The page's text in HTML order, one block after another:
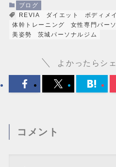
ブログ
REVIA
ダイエット ボディメ
体幹トレーニング
女性専門パー
美姿勢
茨城パーソナルジム
よかったらシ
コメント